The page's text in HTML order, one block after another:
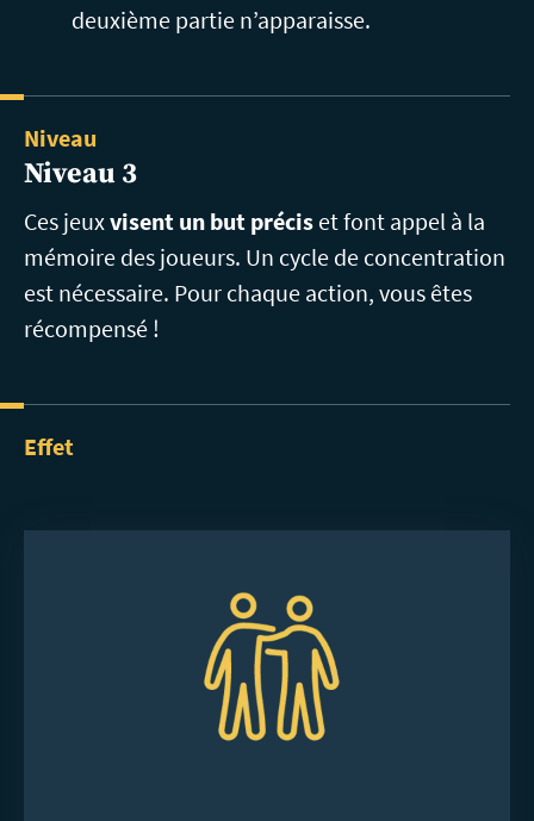
deuxième partie n’apparaisse.
Niveau
Niveau 3
Ces jeuxvisent un but précis et font appel à la
mémoire des joueurs. Un cycle de concentration
est nécessaire. Pour chaque action, vous êtes
récompensé !
Effet